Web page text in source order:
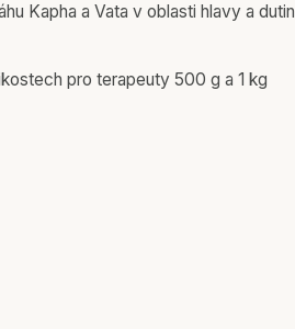
Kapha a Vata v oblasti hlavy a dutin
pro terapeuty 500 g a 1 kg